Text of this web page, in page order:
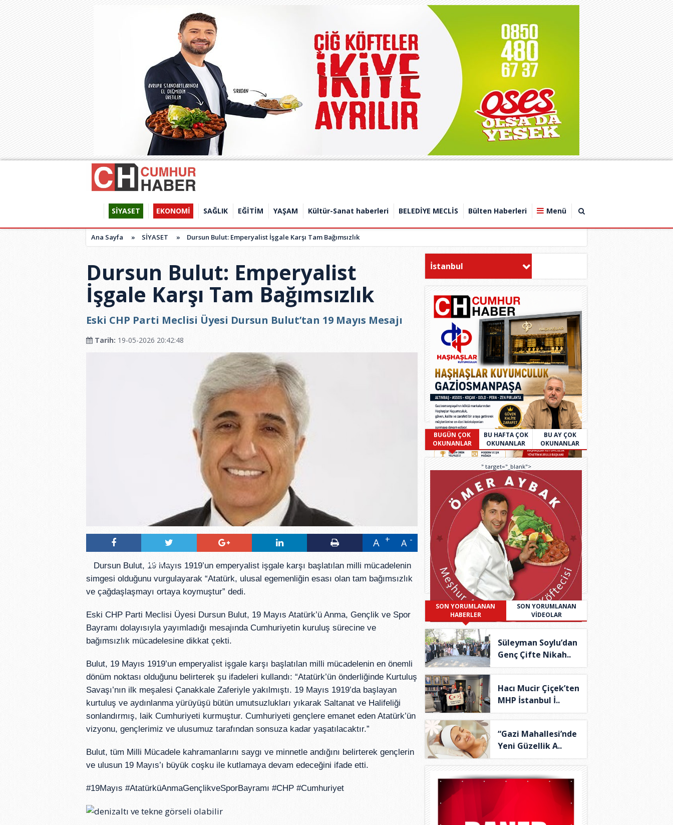
SİYASET EKONOMİ SAĞLIK EĞİTİM YAŞAM Kültür-Sanat haberleri BELEDİYE MECLİS Bülten Haberleri Menü
Ana Sayfa » SİYASET » Dursun Bulut: Emperyalist İşgale Karşı Tam Bağımsızlık
Dursun Bulut: Emperyalist
İşgale Karşı Tam Bağımsızlık
Eski CHP Parti Meclisi Üyesi Dursun Bulut’tan 19 Mayıs Mesajı
Tarih: 19-05-2026 20:42:48
Tweetle
A A
Dursun Bulut, 19 Mayıs 1919’un emperyalist işgale karşı başlatılan milli mücadelenin
simgesi olduğunu vurgulayarak “Atatürk, ulusal egemenliğin esası olan tam bağımsızlık
ve çağdaşlaşmayı ortaya koymuştur” dedi.
Eski CHP Parti Meclisi Üyesi Dursun Bulut, 19 Mayıs Atatürk’ü Anma, Gençlik ve Spor
Bayramı dolayısıyla yayımladığı mesajında Cumhuriyetin kuruluş sürecine ve
bağımsızlık mücadelesine dikkat çekti.
Bulut, 19 Mayıs 1919’un emperyalist işgale karşı başlatılan milli mücadelenin en önemli
dönüm noktası olduğunu belirterek şu ifadeleri kullandı: “Atatürk’ün önderliğinde Kurtuluş
Savaşı’nın ilk meşalesi Çanakkale Zaferiyle yakılmıştı. 19 Mayıs 1919’da başlayan
kurtuluş ve aydınlanma yürüyüşü bütün umutsuzlukları yıkarak Saltanat ve Halifeliği
sonlandırmış, laik Cumhuriyeti kurmuştur. Cumhuriyeti gençlere emanet eden Atatürk’ün
vizyonu, gençlerimiz ve ulusumuz tarafından sonsuza kadar yaşatılacaktır.”
Bulut, tüm Milli Mücadele kahramanlarını saygı ve minnetle andığını belirterek gençlerin
ve ulusun 19 Mayıs’ı büyük coşku ile kutlamaya devam edeceğini ifade etti.
#19Mayıs #AtatürküAnmaGençlikveSporBayramı #CHP #Cumhuriyet
İstanbul
BUGÜN ÇOK
OKUNANLAR
BU HAFTA ÇOK
OKUNANLAR
BU AY ÇOK
OKUNANLAR
" target="_blank">
SON YORUMLANAN
HABERLER
SON YORUMLANAN
VİDEOLAR
Süleyman Soylu’dan
Genç Çifte Nikah..
Hacı Mucir Çiçek’ten
MHP İstanbul İ..
“Gazi Mahallesi’nde
Yeni Güzellik A..